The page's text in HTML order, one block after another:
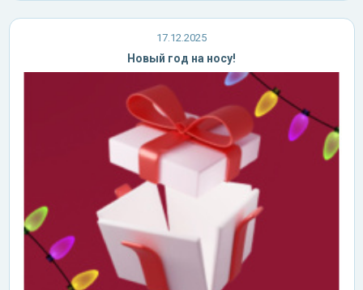
17.12.2025
Новый год на носу!